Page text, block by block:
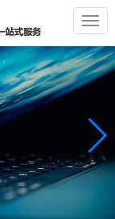
切
换
导
航